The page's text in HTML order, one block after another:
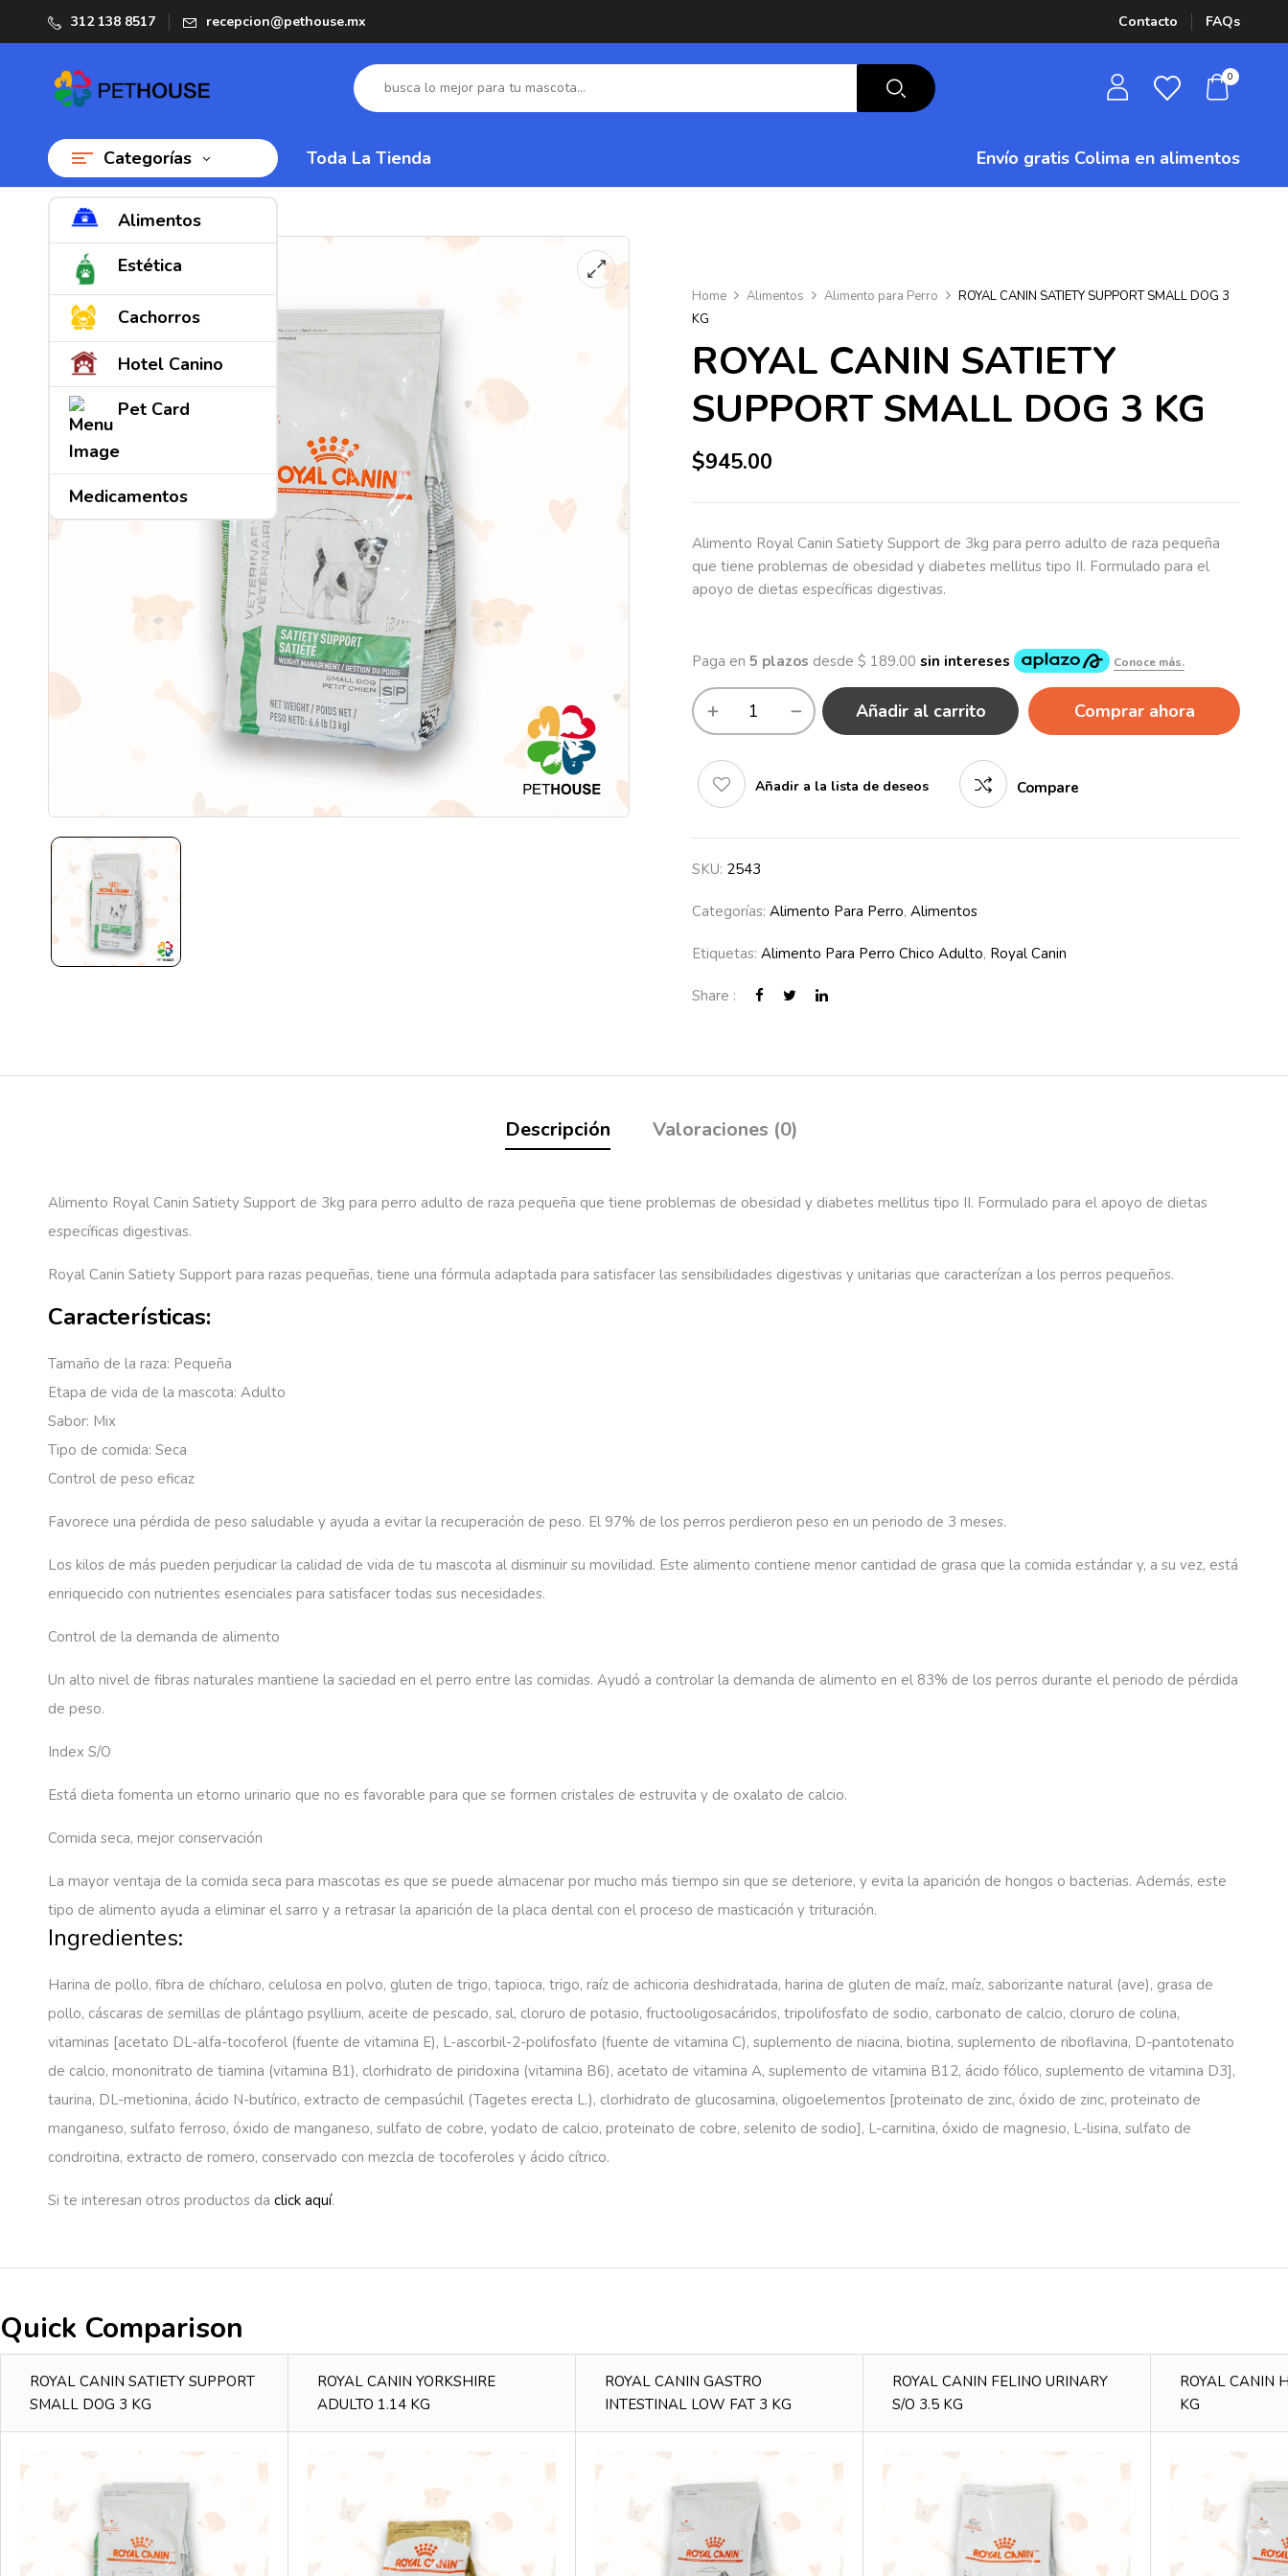
312 138 8517 recepcion@pethouse.mx Contacto FAQs
0
Categorías
Alimentos
Estética
Cachorros
Hotel Canino
Pet Card
Medicamentos
Toda La Tienda Envío gratis Colima en alimentos
Home Alimentos Alimento para Perro
ROYAL CANIN SATIETY SUPPORT SMALL DOG 3
KG
ROYAL CANIN SATIETY
SUPPORT SMALL DOG 3 KG
$945.00
Alimento Royal Canin Satiety Support de 3kg para perro adulto de raza pequeña
que tiene problemas de obesidad y diabetes mellitus tipo II. Formulado para el
apoyo de dietas específicas digestivas.
Añadir al carrito Comprar ahora
Añadir a la lista de deseos Compare
SKU: 2543
Categorías: Alimento Para Perro, Alimentos
Etiquetas: Alimento Para Perro Chico Adulto, Royal Canin
Share :
Descripción Valoraciones (0)
Alimento Royal Canin Satiety Support de 3kg para perro adulto de raza pequeña que tiene problemas de obesidad y diabetes mellitus tipo II. Formulado para el apoyo de dietas
específicas digestivas.
Royal Canin Satiety Support para razas pequeñas, tiene una fórmula adaptada para satisfacer las sensibilidades digestivas y unitarias que caracterízan a los perros pequeños.
Características:
Tamaño de la raza: Pequeña
Etapa de vida de la mascota: Adulto
Sabor: Mix
Tipo de comida: Seca
Control de peso eficaz
Favorece una pérdida de peso saludable y ayuda a evitar la recuperación de peso. El 97% de los perros perdieron peso en un periodo de 3 meses.
Los kilos de más pueden perjudicar la calidad de vida de tu mascota al disminuir su movilidad. Este alimento contiene menor cantidad de grasa que la comida estándar y, a su vez, está
enriquecido con nutrientes esenciales para satisfacer todas sus necesidades.
Control de la demanda de alimento
Un alto nivel de fibras naturales mantiene la saciedad en el perro entre las comidas. Ayudó a controlar la demanda de alimento en el 83% de los perros durante el periodo de pérdida
de peso.
Index S/O
Está dieta fomenta un etorno urinario que no es favorable para que se formen cristales de estruvita y de oxalato de calcio.
Comida seca, mejor conservación
La mayor ventaja de la comida seca para mascotas es que se puede almacenar por mucho más tiempo sin que se deteriore, y evita la aparición de hongos o bacterias. Además, este
tipo de alimento ayuda a eliminar el sarro y a retrasar la aparición de la placa dental con el proceso de masticación y trituración.
Ingredientes:
Harina de pollo, fibra de chícharo, celulosa en polvo, gluten de trigo, tapioca, trigo, raíz de achicoria deshidratada, harina de gluten de maíz, maíz, saborizante natural (ave), grasa de
pollo, cáscaras de semillas de plántago psyllium, aceite de pescado, sal, cloruro de potasio, fructooligosacáridos, tripolifosfato de sodio, carbonato de calcio, cloruro de colina,
vitaminas [acetato DL-alfa-tocoferol (fuente de vitamina E), L-ascorbil-2-polifosfato (fuente de vitamina C), suplemento de niacina, biotina, suplemento de riboflavina, D-pantotenato
de calcio, mononitrato de tiamina (vitamina B1), clorhidrato de piridoxina (vitamina B6), acetato de vitamina A, suplemento de vitamina B12, ácido fólico, suplemento de vitamina D3],
taurina, DL-metionina, ácido N-butírico, extracto de cempasúchil (Tagetes erecta L.), clorhidrato de glucosamina, oligoelementos [proteinato de zinc, óxido de zinc, proteinato de
manganeso, sulfato ferroso, óxido de manganeso, sulfato de cobre, yodato de calcio, proteinato de cobre, selenito de sodio], L-carnitina, óxido de magnesio, L-lisina, sulfato de
condroitina, extracto de romero, conservado con mezcla de tocoferoles y ácido cítrico.
Si te interesan otros productos da click aquí.
Quick Comparison
ROYAL CANIN SATIETY SUPPORT
SMALL DOG 3 KG
ROYAL CANIN YORKSHIRE
ADULTO 1.14 KG
ROYAL CANIN GASTRO
INTESTINAL LOW FAT 3 KG
ROYAL CANIN FELINO URINARY
S/O 3.5 KG
ROYAL CANIN
KG